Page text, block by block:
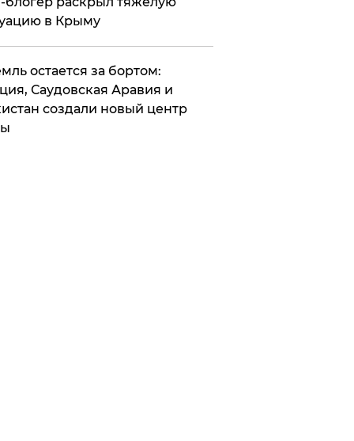
в Крыму
остается за бортом:
Саудовская Аравия и
создали новый центр